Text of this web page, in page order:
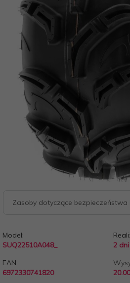
Zasoby dotyczące
Model:
SUQ22510A048_
2 dni
EAN:
6972330741820